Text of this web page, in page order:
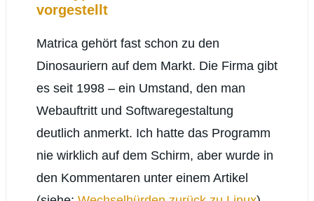
vorgestellt
Matrica gehört fast schon zu den
Dinosauriern auf dem Markt. Die Firma gibt
es seit 1998 – ein Umstand, den man
Webauftritt und Softwaregestaltung
deutlich anmerkt. Ich hatte das Programm
nie wirklich auf dem Schirm, aber wurde in
den Kommentaren unter einem Artikel